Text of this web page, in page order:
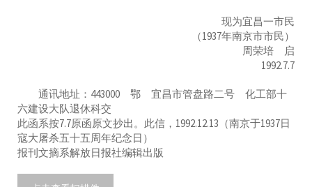
现为宜昌一市民
（1937年南京市市民）
周荣培 启
1992.7.7
通讯地址：443000 鄂 宜昌市管盘路二号 化工部十
六建设大队退休科交
此函系按7.7原函原文抄出。此信，1992.12.13（南京于1937日
寇大屠杀五十五周年纪念日）
报刊文摘系解放日报社编辑出版